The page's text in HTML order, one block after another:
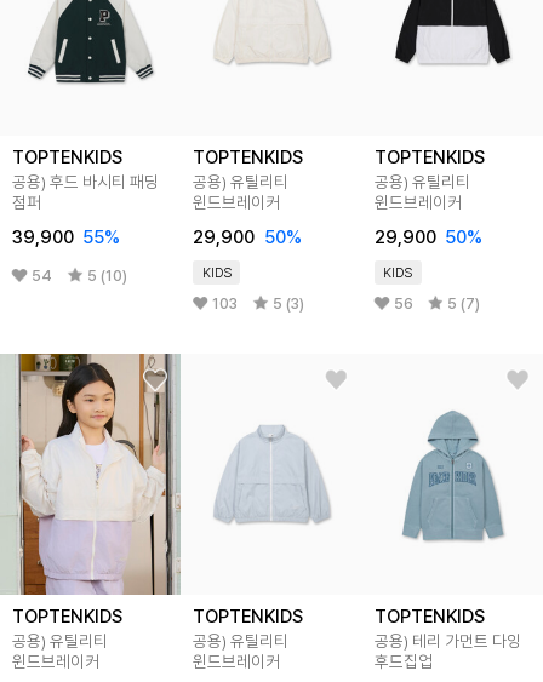
TOPTENKIDS
공용) 후드 바시티 패딩
점퍼
39,900 55%
54 5 (10)
TOPTENKIDS
공용) 유틸리티
윈드브레이커
29,900 50%
KIDS
103 5 (3)
TOPTENKIDS
공용) 유틸리티
윈드브레이커
29,900 50%
KIDS
56 5 (7)
TOPTENKIDS
공용) 유틸리티
윈드브레이커
TOPTENKIDS
공용) 유틸리티
윈드브레이커
TOPTENKIDS
공용) 테리 가먼트 다잉
후드집업